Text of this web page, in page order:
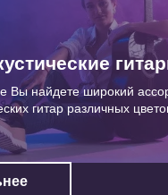
Вы найдете широкий
гитар различных